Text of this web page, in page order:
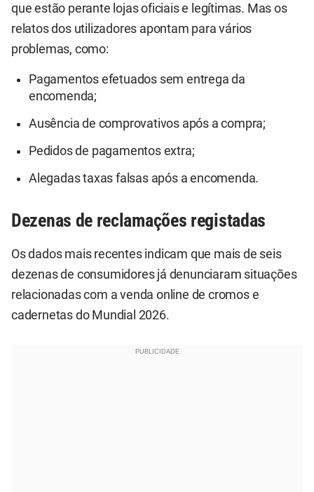
que estão perante lojas oficiais e legítimas. Mas os
relatos dos utilizadores apontam para vários
problemas, como:
Pagamentos efetuados sem entrega da
encomenda;
Ausência de comprovativos após a compra;
Pedidos de pagamentos extra;
Alegadas taxas falsas após a encomenda.
Dezenas de reclamações registadas
Os dados mais recentes indicam que mais de seis
dezenas de consumidores já denunciaram situações
relacionadas com a venda online de cromos e
cadernetas do Mundial 2026.